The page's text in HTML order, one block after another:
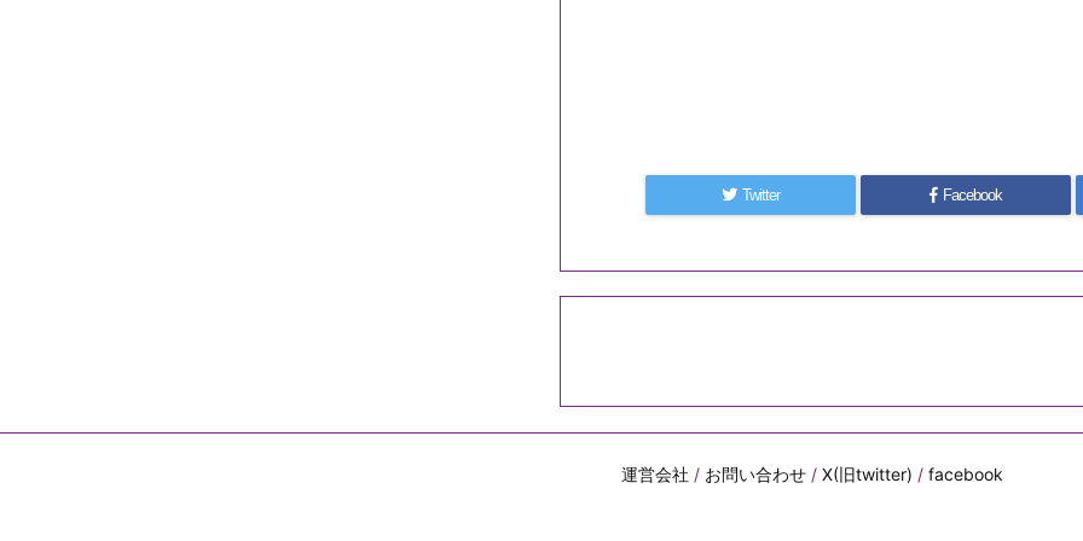
Twitter Facebook
運営会社 / お問い合わせ/ X(旧twitter) / facebook